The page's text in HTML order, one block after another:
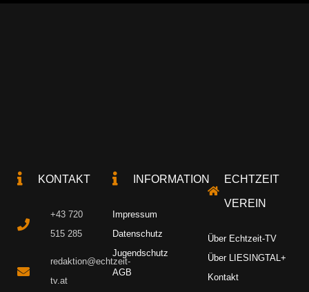
KONTAKT
+43 720
515 285
redaktion@echtzeit-
tv.at
INFORMATION
Impressum
Datenschutz
Jugendschutz
AGB
ECHTZEIT
VEREIN
Über Echtzeit-TV
Über LIESINGTAL+
Kontakt